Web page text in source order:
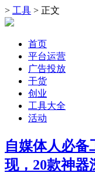
> 工具 > 正文
首页
平台运营
广告投放
干货
创业
工具大全
活动
自媒体人必备
现，20款神器